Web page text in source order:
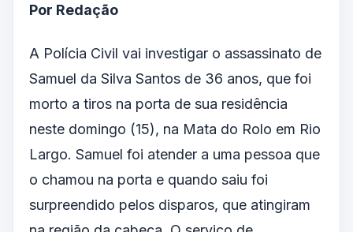
Por Redação
A Polícia Civil vai investigar o assassinato de
Samuel da Silva Santos de 36 anos, que foi
morto a tiros na porta de sua residência
neste domingo (15), na Mata do Rolo em Rio
Largo. Samuel foi atender a uma pessoa que
o chamou na porta e quando saiu foi
surpreendido pelos disparos, que atingiram